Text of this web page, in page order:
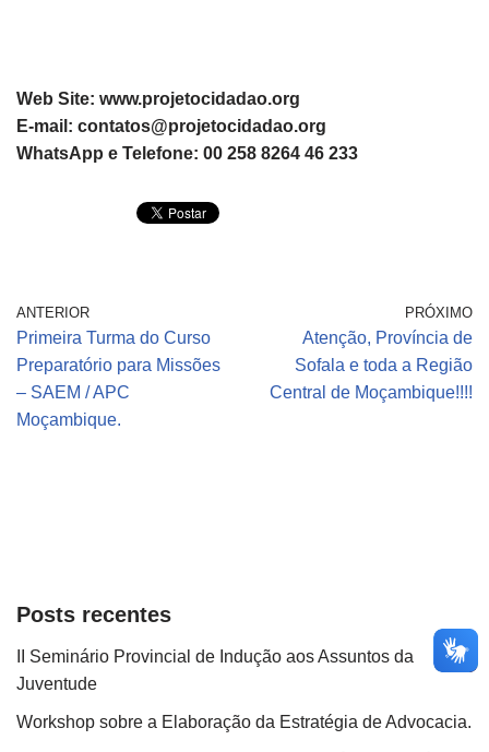
Web Site: www.projetocidadao.org
E-mail: contatos@projetocidadao.org
WhatsApp e Telefone: 00 258 8264 46 233
ANTERIOR
Primeira Turma do Curso
Preparatório para Missões
– SAEM / APC
Moçambique.
PRÓXIMO
Atenção, Província de
Sofala e toda a Região
Central de Moçambique!!!!
Posts recentes
II Seminário Provincial de Indução aos Assuntos da
Juventude
Workshop sobre a Elaboração da Estratégia de Advocacia.